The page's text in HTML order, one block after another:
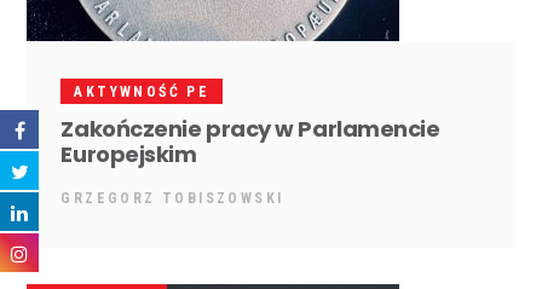
AKTYWNOŚĆ PE
Zakończenie pracy w Parlamencie
Europejskim
GRZEGORZ TOBISZOWSKI